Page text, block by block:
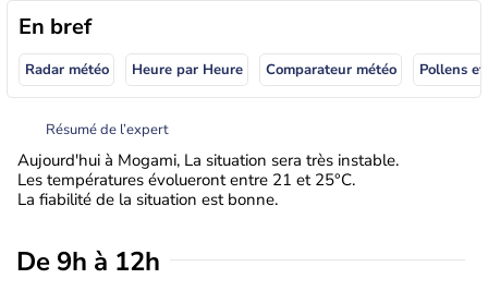
En bref
Radar météo Heure par Heure Comparateur météo Pollens
Résumé de l’expert
Aujourd'hui à Mogami, La situation sera très instable.
Les températures évolueront entre 21 et 25°C.
La fiabilité de la situation est bonne.
De 9h à 12h